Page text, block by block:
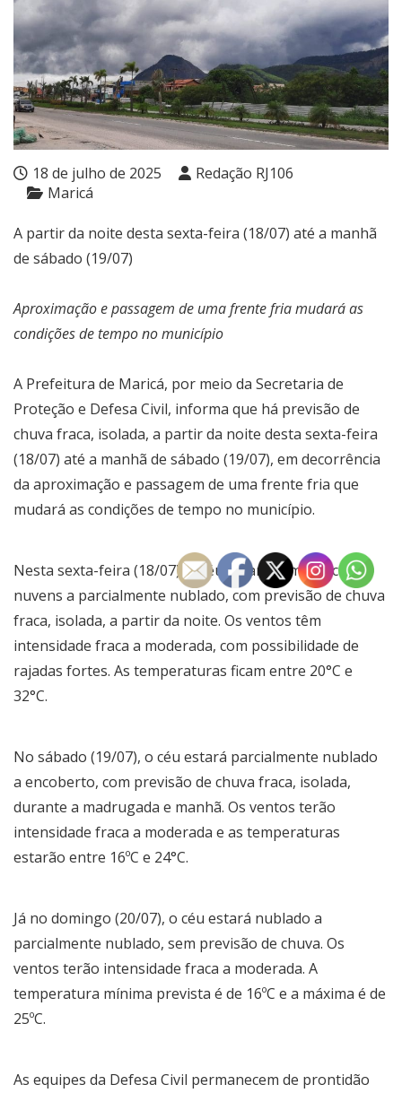
18 de julho de 2025
Redação RJ106
Maricá
A partir da noite desta sexta-feira (18/07) até a manhã
de sábado (19/07)
Aproximação e passagem de uma frente fria mudará as
condições de tempo no município
A Prefeitura de Maricá, por meio da Secretaria de
Proteção e Defesa Civil, informa que há previsão de
chuva fraca, isolada, a partir da noite desta sexta-feira
(18/07) até a manhã de sábado (19/07), em decorrência
da aproximação e passagem de uma frente fria que
mudará as condições de tempo no município.
Nesta sexta-feira (18/07), o céu estará com poucas
nuvens a parcialmente nublado, com previsão de chuva
fraca, isolada, a partir da noite. Os ventos têm
intensidade fraca a moderada, com possibilidade de
rajadas fortes. As temperaturas ficam entre 20°C e
32°C.
No sábado (19/07), o céu estará parcialmente nublado
a encoberto, com previsão de chuva fraca, isolada,
durante a madrugada e manhã. Os ventos terão
intensidade fraca a moderada e as temperaturas
estarão entre 16ºC e 24°C.
Já no domingo (20/07), o céu estará nublado a
parcialmente nublado, sem previsão de chuva. Os
ventos terão intensidade fraca a moderada. A
temperatura mínima prevista é de 16ºC e a máxima é de
25ºC.
As equipes da Defesa Civil permanecem de prontidão